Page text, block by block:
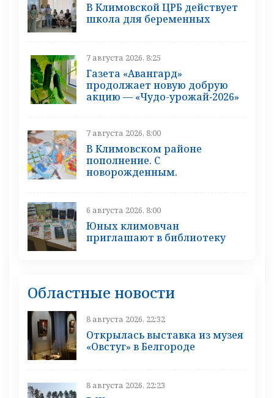
В Климовской ЦРБ действует
школа для беременных
7 августа 2026, 8:25
Газета «Авангард»
продолжает новую добрую
акцию — «Чудо-урожай‑2026»
7 августа 2026, 8:00
В Климовском районе
пополнение. С
новорожденным.
6 августа 2026, 8:00
Юных климовчан
приглашают в библиотеку
Областные новости
8 августа 2026, 22:32
Открылась выставка из музея
«Овстуг» в Белгороде
8 августа 2026, 22:23